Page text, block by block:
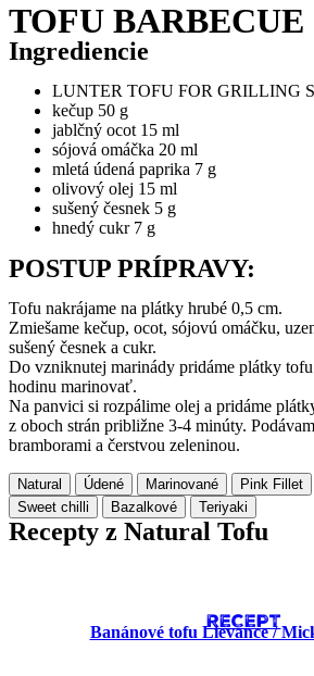
TOFU BARBECUE
Ingrediencie
LUNTER TOFU FOR GRILLING
kečup 50 g
jablčný ocot 15 ml
sójová omáčka 20 ml
mletá údená paprika 7 g
olivový olej 15 ml
sušený česnek 5 g
hnedý cukr 7 g
POSTUP PRÍPRAVY:
Tofu nakrájame na plátky hrubé 0,5 cm.
Zmiešame kečup, ocot, sójovú omáčku,
sušený česnek a cukr.
Do vzniknutej marinády pridáme plátky
hodinu marinovať.
Na panvici si rozpálime olej a pridáme
z oboch strán približne 3-4 minúty.
bramborami a čerstvou zeleninou.
Natural Údené Marinované Pink Fillet
Sweet chilli
Bazalkové Teriyaki
Recepty z Natural Tofu
RECEPT
Banánové tofu Lievance​ /